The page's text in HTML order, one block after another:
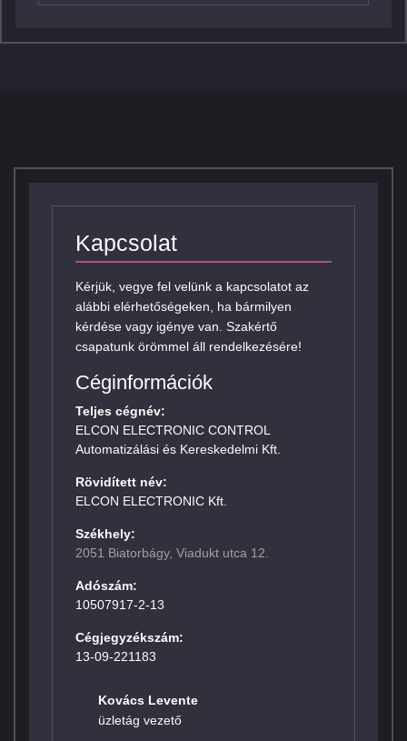
Kapcsolat
Kérjük, vegye fel velünk a kapcsolatot az
alábbi elérhetőségeken, ha bármilyen
kérdése vagy igénye van. Szakértő
csapatunk örömmel áll rendelkezésére!
Céginformációk
Teljes cégnév:
ELCON ELECTRONIC CONTROL
Automatizálási és Kereskedelmi Kft.
Rövidített név:
ELCON ELECTRONIC Kft.
Székhely:
2051 Biatorbágy, Viadukt utca 12.
Adószám:
10507917-2-13
Cégjegyzékszám:
13-09-221183
Kovács Levente
üzletág vezető